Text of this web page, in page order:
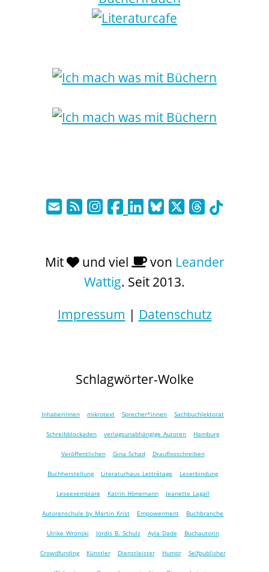
Mit und viel von Leander
Wattig. Seit 2013.
Impressum | Datenschutz
Schlagwörter-Wolke
Inhaberinnen mikrotext Sprecher*innen Sachbuchlektorat
Schreibblockaden verlagsunabhängige Autoren Hamburg
Veröffentlichen Gina Schad Drauflosschreiben
Buchherstellung Literaturhaus Lettrétage Leserbindung
Leseexemplare Katrin Hönemann Jeanette Lagall
Autorenschule by Martin Krist Empowerment Buchbranche
Ulrike Wronski Jördis B. Schulz Ayla Dade Buchautorin
Crowdfunding Künstler Dienstleister Humor Selfpublisher